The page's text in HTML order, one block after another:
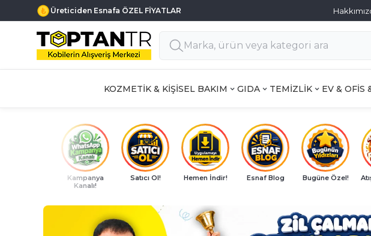
Haftanın 7 Günü MÜŞTERİ DESTEK
KOZMETİK & KİŞİSEL BAKIM GIDA TEMİZLİK EV & OFİS
Kampanya
Kanalı!
Satıcı Ol! Hemen İndir! Esnaf Blog Bugüne Özel!